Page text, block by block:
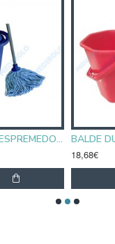
BALDE AZUL C/ ESPREMEDOR 12 L
18,68€